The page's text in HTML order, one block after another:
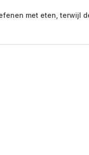
met eten, terwijl